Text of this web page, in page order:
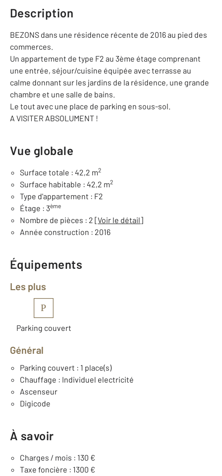
Description
BEZONS dans une résidence récente de 2016 au pied des
commerces.
Un appartement de type F2 au 3ème étage comprenant
une entrée, séjour/cuisine équipée avec terrasse au
calme donnant sur les jardins de la résidence, une grande
chambre et une salle de bains.
Le tout avec une place de parking en sous-sol.
A VISITER ABSOLUMENT !
Vue globale
Surface totale : 42,2 m2
Surface habitable : 42,2 m2
Type d'appartement : F2
Étage : 3ème
Nombre de pièces : 2 [Voir le détail]
Année construction : 2016
Équipements
Les plus
P
Parking couvert
Général
Parking couvert : 1 place(s)
Chauffage : Individuel electricité
Ascenseur
Digicode
À savoir
Charges / mois : 130 €
Taxe foncière : 1300 €